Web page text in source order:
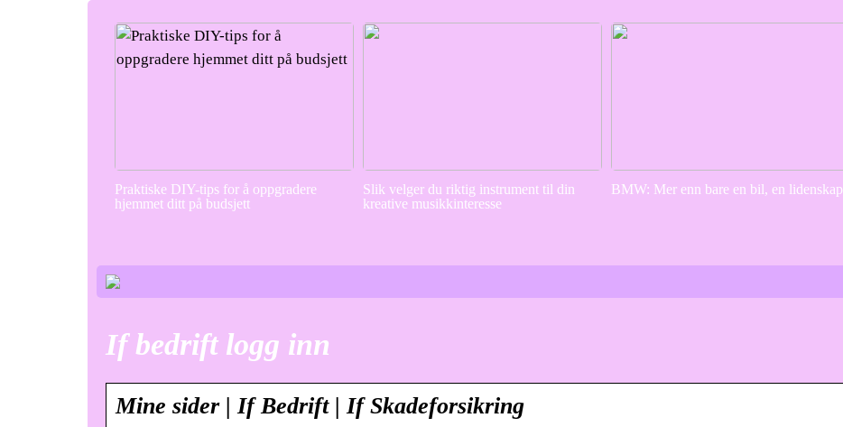
Praktiske DIY-tips for å oppgradere
hjemmet ditt på budsjett
Slik velger du riktig instrument til din
kreative musikkinteresse
BMW: Mer enn bare en bil, en lidenskap
If bedrift logg inn
Mine sider | If Bedrift | If Skadeforsikring